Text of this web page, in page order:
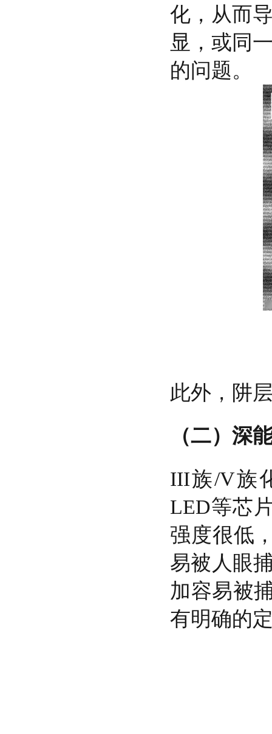
化，从而
显，或同
的问题。
此外，阱
（二）深
III族/V族
LED等芯
强度很低
易被人眼
加容易被
有明确的